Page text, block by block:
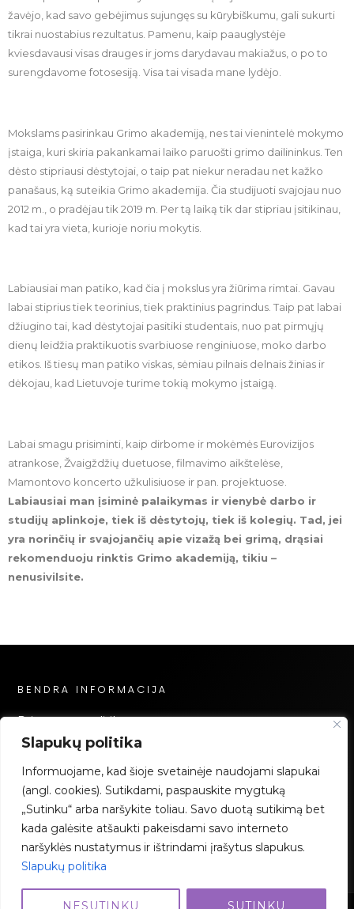
Slapukų politika
Informuojame, kad šioje svetainėje naudojami slapukai
(angl. cookies). Sutikdami, paspauskite mygtuką
„Sutinku“ arba naršykite toliau. Savo duotą sutikimą bet
kada galėsite atšaukti pakeisdami savo interneto
naršyklės nustatymus ir ištrindami įrašytus slapukus.
Slapukų politika
NESUTINKU SUTINKU
žavėjo, kad savo gebėjimus sujungęs su kūrybiškumu, gali sukurti
tikrai nuostabius rezultatus. Pamenu, kaip paauglystėje
kviesdavausi visas drauges ir joms darydavau makiažus, o po to
surengdavome fotosesiją. Visa tai visada mane lydėjo.
Mokslams pasirinkau Grimo akademiją, nes tai vienintelė mokymo
įstaiga, kuri skiria pakankamai laiko paruošti grimo dailininkus. Ten
dėsto stipriausi dėstytojai, o taip pat niekur neradau net kažko
panašaus, ką suteikia Grimo akademija. Čia studijuoti svajojau nuo
2012 m., o pradėjau tik 2019 m. Per tą laiką tik dar stipriau įsitikinau,
kad tai yra vieta, kurioje noriu mokytis.
Labiausiai man patiko, kad čia į mokslus yra žiūrima rimtai. Gavau
labai stiprius tiek teorinius, tiek praktinius pagrindus. Taip pat labai
džiugino tai, kad dėstytojai pasitiki studentais, nuo pat pirmųjų
dienų leidžia praktikuotis svarbiuose renginiuose, moko darbo
etikos. Iš tiesų man patiko viskas, sėmiau pilnais delnais žinias ir
dėkojau, kad Lietuvoje turime tokią mokymo įstaigą.
Labai smagu prisiminti, kaip dirbome ir mokėmės Eurovizijos
atrankose, Žvaigždžių duetuose, filmavimo aikštelėse,
Mamontovo koncerto užkulisiuose ir pan. projektuose.
Labiausiai man įsiminė palaikymas ir vienybė darbo ir
studijų aplinkoje, tiek iš dėstytojų, tiek iš kolegių. Tad, jei
yra norinčių ir svajojančių apie vizažą bei grimą, drąsiai
rekomenduoju rinktis Grimo akademiją, tikiu –
nenusivilsite.
BENDRA INFORMACIJA
Privatumo politika
Slapukų politika
Mokėjimai